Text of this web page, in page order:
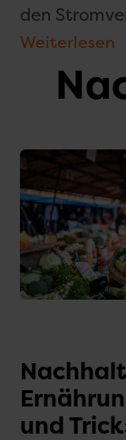
den
Weiterlesen
und